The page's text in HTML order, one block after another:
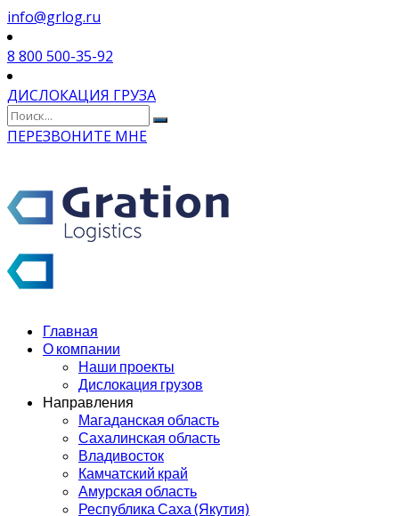
info@grlog.ru
8 800 500-35-92
ДИСЛОКАЦИЯ ГРУЗА
ПЕРЕЗВОНИТЕ МНЕ
Главная
О компании
Наши проекты
Дислокация грузов
Направления
Магаданская область
Сахалинская область
Владивосток
Камчатский край
Амурская область
Республика Саха (Якутия)